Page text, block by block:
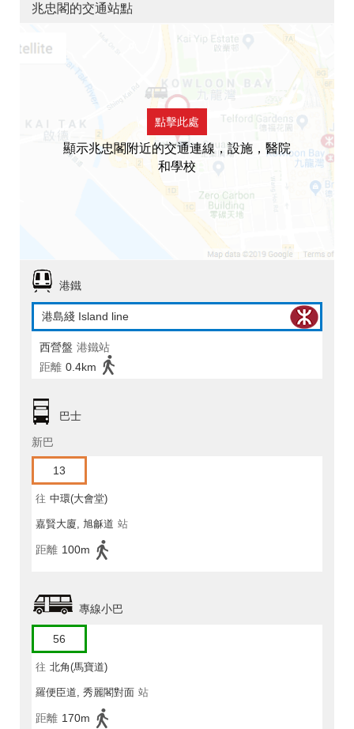
兆忠閣的交通站點
點擊此處
顯示兆忠閣附近的交通連線，設施，醫院
和學校
港鐵
港島綫 Island line
西營盤 港鐵站
距離 0.4km
巴士
新巴
13
往 中環(大會堂)
嘉賢大廈, 旭龢道 站
距離 100m
專線小巴
56
往 北角(馬寶道)
羅便臣道, 秀麗閣對面 站
距離 170m